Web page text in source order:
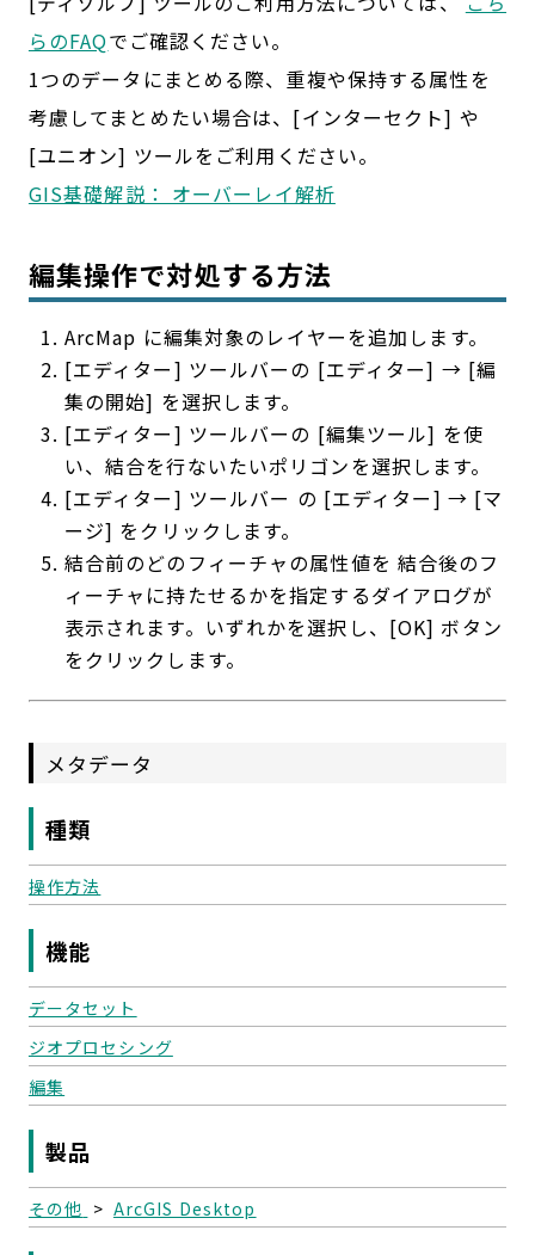
らのFAQでご確認ください。
1つのデータにまとめる際、重複や保持する属性を
考慮してまとめたい場合は、[インターセクト] や
[ユニオン] ツールをご利用ください。
GIS基礎解説： オーバーレイ解析
編集操作で対処する方法
ArcMap に編集対象のレイヤーを追加します。
[エディター] ツールバーの [エディター] → [編
集の開始] を選択します。
[エディター] ツールバーの [編集ツール] を使
い、結合を行ないたいポリゴンを選択します。
[エディター] ツールバー の [エディター] → [マ
ージ] をクリックします。
結合前のどのフィーチャの属性値を 結合後のフ
ィーチャに持たせるかを指定するダイアログが
表示されます。いずれかを選択し、[OK] ボタン
をクリックします。
メタデータ
種類
操作方法
機能
データセット
ジオプロセシング
編集
製品
その他 > ArcGIS Desktop